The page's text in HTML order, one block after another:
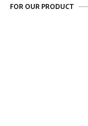
FOR OUR PRODUCT